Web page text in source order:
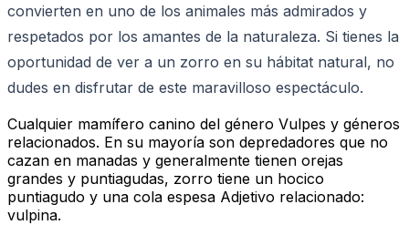
convierten en uno de los animales más admirados y
respetados por los amantes de la naturaleza. Si tienes la
oportunidad de ver a un zorro en su hábitat natural, no
dudes en disfrutar de este maravilloso espectáculo.
Cualquier mamífero canino del género Vulpes y géneros
relacionados. En su mayoría son depredadores que no
cazan en manadas y generalmente tienen orejas
grandes y puntiagudas, zorro tiene un hocico
puntiagudo y una cola espesa Adjetivo relacionado:
vulpina.